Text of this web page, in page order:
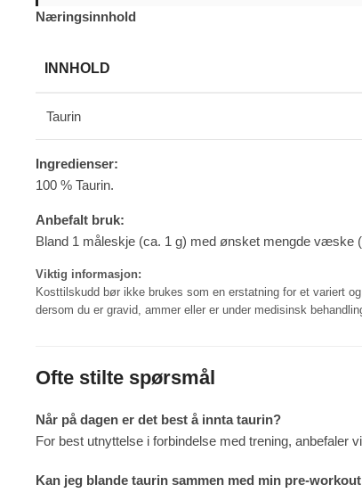
Næringsinnhold
INNHOLD
Taurin
Ingredienser:
100 % Taurin.
Anbefalt bruk:
Bland 1 måleskje (ca. 1 g) med ønsket mengde væske
Viktig informasjon:
Kosttilskudd bør ikke brukes som en erstatning for et variert
dersom du er gravid, ammer eller er under medisinsk
Ofte stilte spørsmål
Når på dagen er det best å innta taurin?
For best utnyttelse i forbindelse med trening, anbefaler
Kan jeg blande taurin sammen med min pre-